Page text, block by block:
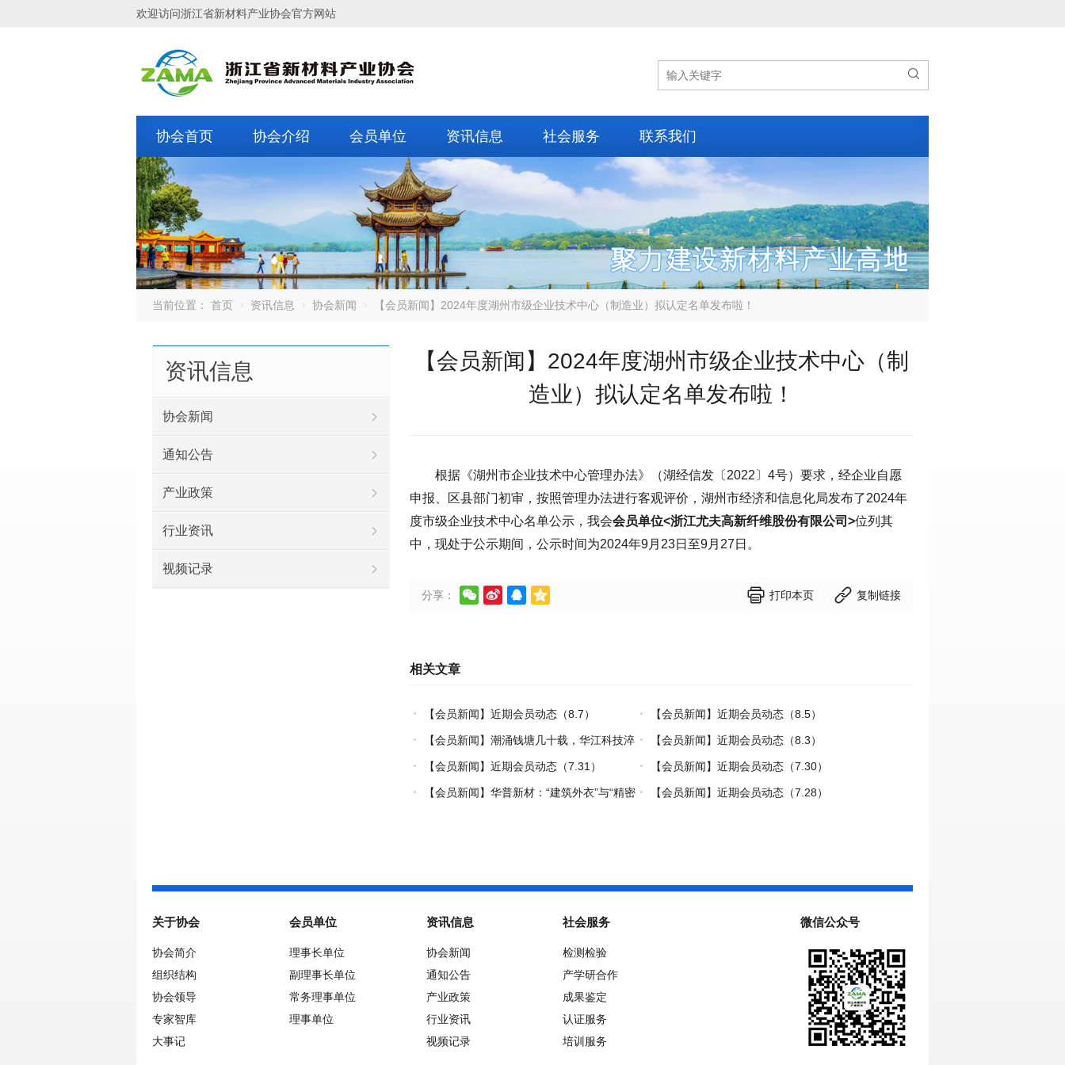
欢迎访问浙江省新材料产业协会官方网站

协会首页 协会介绍 会员单位 资讯信息 社会服务 联系我们
当前位置： 首页 资讯信息 协会新闻 【会员新闻】2024年度湖州市级企业技术中心（制造业）拟认定名单发布啦！
【会员新闻】2024年度湖州市级企业技术中心（制
造业）拟认定名单发布啦！
根据《湖州市企业技术中心管理办法》（湖经信发〔2022〕4号）要求，经企业自愿
申报、区县部门初审，按照管理办法进行客观评价，湖州市经济和信息化局发布了2024年
度市级企业技术中心名单公示，我会会员单位<浙江尤夫高新纤维股份有限公司>位列其
中，现处于公示期间，公示时间为2024年9月23日至9月27日。
分享：      打印本页  复制链接
相关文章
【会员新闻】近期会员动态（8.7） 【会员新闻】近期会员动态（8.5）
【会员新闻】潮涌钱塘几十载，华江科技淬
炼热塑复材中国力量
【会员新闻】近期会员动态（8.3）
【会员新闻】近期会员动态（7.31） 【会员新闻】近期会员动态（7.30）
【会员新闻】华普新材：“建筑外衣”与“精密
【会员新闻】近期会员动态（7.28）
资讯信息
协会新闻
通知公告
产业政策
行业资讯
视频记录
关于协会
协会简介
组织结构
协会领导
专家智库
大事记
会员单位
理事长单位
副理事长单位
常务理事单位
理事单位
资讯信息
协会新闻
通知公告
产业政策
行业资讯
视频记录
社会服务
检测检验
产学研合作
成果鉴定
认证服务
培训服务
微信公众号